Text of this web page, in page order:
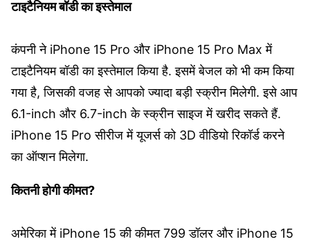
टाइटैनियम बॉडी का इस्तेमाल
कंपनी ने iPhone 15 Pro और iPhone 15 Pro Max में
टाइटैनियम बॉडी का इस्तेमाल किया है. इसमें बेजल को भी कम किया
गया है, जिसकी वजह से आपको ज्यादा बड़ी स्क्रीन मिलेगी. इसे आप
6.1-inch और 6.7-inch के स्क्रीन साइज में खरीद सकते हैं.
iPhone 15 Pro सीरीज में यूजर्स को 3D वीडियो रिकॉर्ड करने
का ऑप्शन मिलेगा.
कितनी होगी कीमत?
अमेरिका में iPhone 15 की कीमत 799 डॉलर और iPhone 15